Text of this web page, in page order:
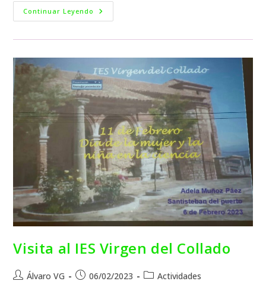
Continuar Leyendo
Visita al IES Virgen del Collado
Álvaro VG 06/02/2023 Actividades